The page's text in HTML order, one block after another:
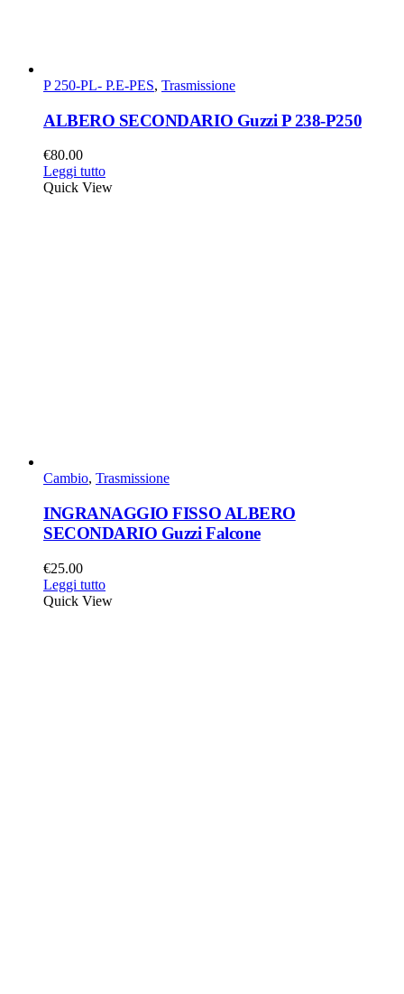
P 250-PL- P.E-PES, Trasmissione
ALBERO SECONDARIO Guzzi P 238-P250
€80.00
Leggi tutto
Quick View
Cambio, Trasmissione
INGRANAGGIO FISSO ALBERO
SECONDARIO Guzzi Falcone
€25.00
Leggi tutto
Quick View